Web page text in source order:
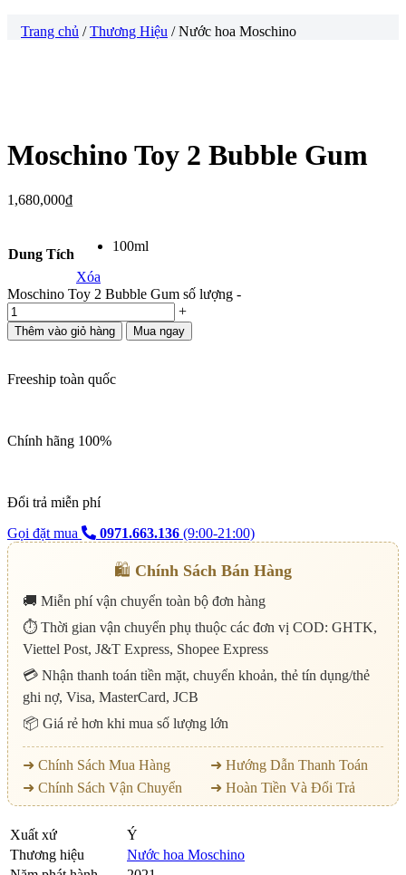
Trang chủ /Thương Hiệu / Nước hoa Moschino
Moschino Toy 2 Bubble Gum
1,680,000₫
Dung Tích
100ml
Xóa
Moschino Toy 2 Bubble Gum số lượng -
+
Thêm vào giỏ hàng Mua ngay
Freeship toàn quốc
Chính hãng 100%
Đổi trả miễn phí
Gọi đặt mua
0971.663.136 (9:00-21:00)
🛍️ Chính Sách Bán Hàng
🚚 Miễn phí vận chuyển toàn bộ đơn hàng
⏱️ Thời gian vận chuyển phụ thuộc các đơn vị COD: GHTK,
Viettel Post, J&T Express, Shopee Express
💳 Nhận thanh toán tiền mặt, chuyển khoản, thẻ tín dụng/thẻ
ghi nợ, Visa, MasterCard, JCB
📦 Giá rẻ hơn khi mua số lượng lớn
➜ Chính Sách Mua Hàng
➜ Hướng Dẫn Thanh Toán
➜ Chính Sách Vận Chuyển
➜ Hoàn Tiền Và Đổi Trả
Xuất xứ
Ý
Thương hiệu
Nước hoa Moschino